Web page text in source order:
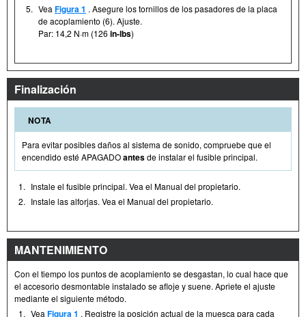
5. Vea Figura 1 . Asegure los tornillos de los pasadores de la placa
de acoplamiento (6). Ajuste.
Par: 14,2 N·m (126 in-lbs)
Finalización
NOTA
Para evitar posibles daños al sistema de sonido, compruebe que el
encendido esté APAGADOantesde instalar el fusible principal.
1. Instale el fusible principal. Vea el Manual del propietario.
2. Instale las alforjas. Vea el Manual del propietario.
MANTENIMIENTO
Con el tiempo los puntos de acoplamiento se desgastan, lo cual hace que
el accesorio desmontable instalado se afloje y suene. Apriete el ajuste
mediante el siguiente método.
1. Vea Figura 1 . Registre la posición actual de la muesca para cada